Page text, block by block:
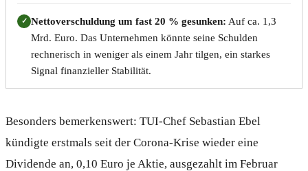
✓ Nettoverschuldung um fast 20 % gesunken: Auf ca. 1,3
Mrd. Euro. Das Unternehmen könnte seine Schulden
rechnerisch in weniger als einem Jahr tilgen, ein starkes
Signal finanzieller Stabilität.
Besonders bemerkenswert: TUI-Chef Sebastian Ebel
kündigte erstmals seit der Corona-Krise wieder eine
Dividende an, 0,10 Euro je Aktie, ausgezahlt im Februar